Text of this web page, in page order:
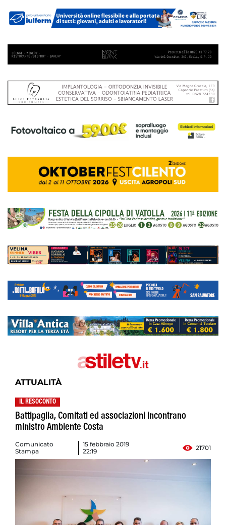
ATTUALITÀ
IL RESOCONTO
Battipaglia, Comitati ed associazioni incontrano
ministro Ambiente Costa
Comunicato
Stampa
15 febbraio 2019
22:19
21701